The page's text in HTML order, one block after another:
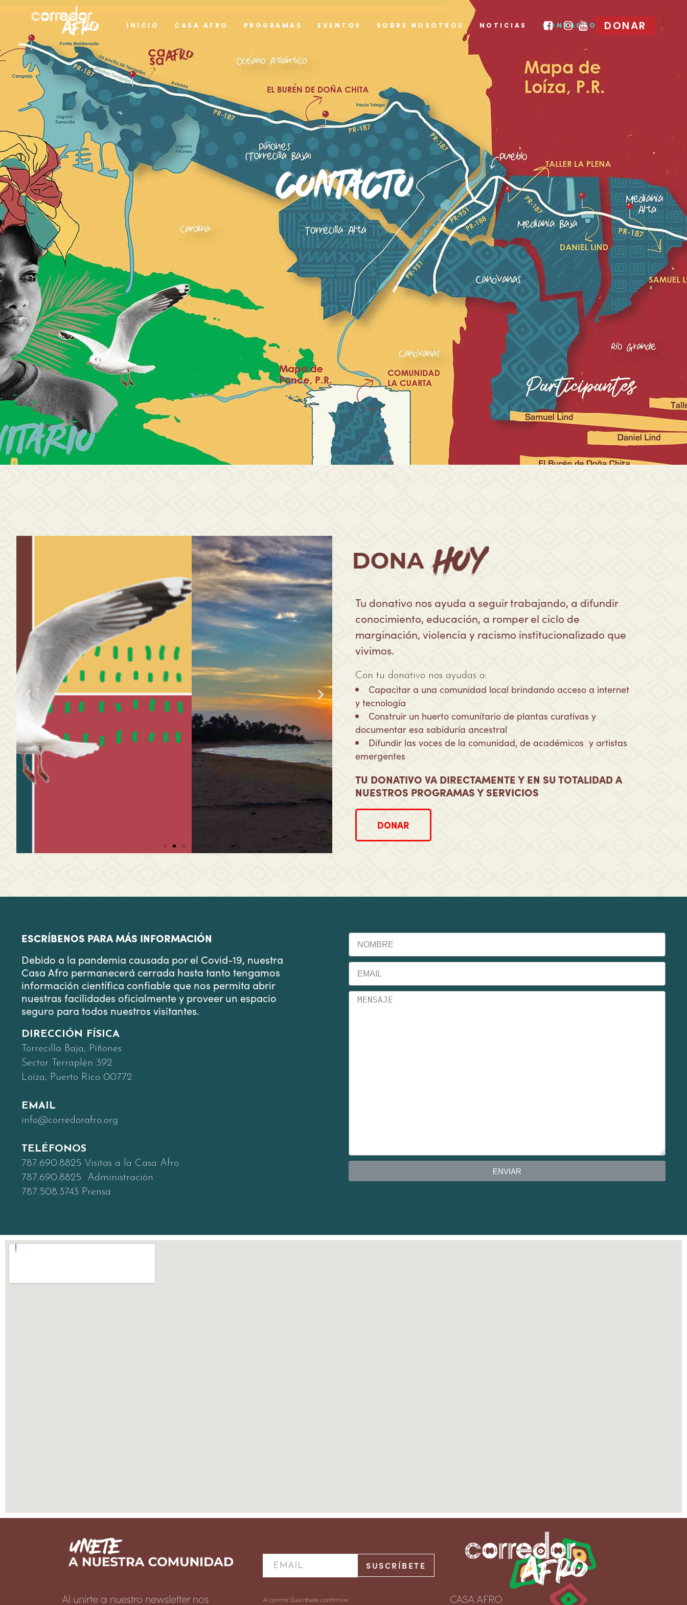
DONAR
INICIO CASA AFRO PROGRAMAS EVENTOS SOBRE NOSOTROS NOTICIAS CONTACTO
Tu donativo nos ayuda a seguir trabajando, a difundir
conocimiento, educación, a romper el ciclo de
marginación, violencia y racismo institucionalizado que
vivimos.
Con tu donativo nos ayudas a:
Capacitar a una comunidad local brindando acceso a internet
y tecnología
Construir un huerto comunitario de plantas curativas y
documentar esa sabiduría ancestral
Difundir las voces de la comunidad, de académicos y artistas
emergentes ​
TU DONATIVO VA DIRECTAMENTE Y EN SU TOTALIDAD A
NUESTROS PROGRAMAS Y SERVICIOS
DONAR
ESCRÍBENOS PARA MÁS INFORMACIÓN
Debido a la pandemia causada por el Covid-19, nuestra
Casa Afro permanecerá cerrada hasta tanto tengamos
información científica confiable que nos permita abrir
nuestras facilidades oficialmente y proveer un espacio
seguro para todos nuestros visitantes.
DIRECCIÓN FÍSICA
Torrecilla Baja, Piñones
Sector Terraplén 392
Loíza, Puerto Rico 00772
EMAIL
info@corredorafro.org
TELÉFONOS
787.690.8825 Visitas a la Casa Afro
787.690.8825 Administración
787.508.3743 Prensa
ENVIAR
Al unirte a nuestro newsletter nos Al oprimir Suscríbete confirmas CASA AFRO